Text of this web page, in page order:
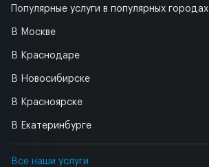
Популярные услуги в популярных городах
В Москве
В Краснодаре
В Новосибирске
В Красноярске
В Екатеринбурге
Все наши услуги